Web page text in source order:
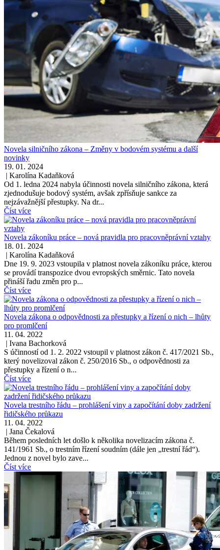
Novela silničního zákona – Změny v bodovém systému a další
novinky
19. 01. 2024
| Karolína Kadaňková
Od 1. ledna 2024 nabyla účinnosti novela silničního zákona, která
zjednodušuje bodový systém, avšak zpřísňuje sankce za
nejzávažnější přestupky. Na dr...
Číst více
Novela zákoníku práce – nová pravidla pro pracovněprávní vztahy
18. 01. 2024
| Karolína Kadaňková
Dne 19. 9. 2023 vstoupila v platnost novela zákoníku práce, kterou
se provádí transpozice dvou evropských směrnic. Tato novela
přináší řadu změn pro p...
Číst více
Novela zákona o odpovědnosti za přestupky a řízení o nich – lhůty
pro promlčení
11. 04. 2022
| Ivana Bachorková
S účinností od 1. 2. 2022 vstoupil v platnost zákon č. 417/2021 Sb.,
který novelizoval zákon č. 250/2016 Sb., o odpovědnosti za
přestupky a řízení o n...
Číst více
Novela trestního řádu – prohlášení viny a započítání doby zadržení
řidičského průkazu
11. 04. 2022
| Jana Čekalová
Během posledních let došlo k několika novelizacím zákona č.
141/1961 Sb., o trestním řízení soudním (dále jen „trestní řád“).
Jednou z novel bylo zave...
Číst více